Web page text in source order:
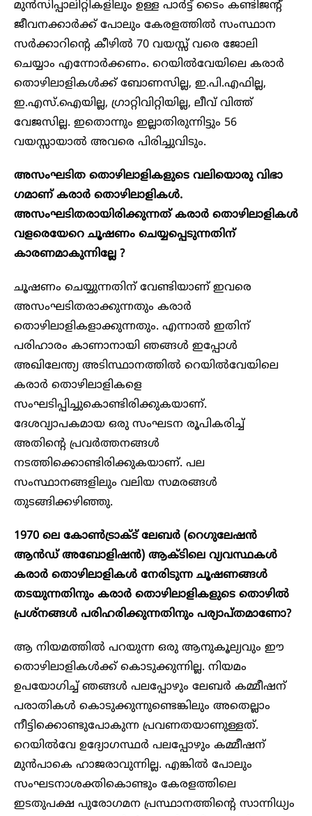
മുൻസിപ്പാലിറ്റികളിലും ഉള്ള പാർട്ട് ടൈം കണ്ടിജൻ്റ്
ജീവനക്കാർക്ക് പോലും കേരളത്തിൽ സംസ്ഥാന
സർക്കാറിന്റെ കീഴിൽ 70 വയസ്സ് വരെ ജോലി
ചെയ്യാം എന്നോർക്കണം. റെയിൽവേയിലെ കരാർ
തൊഴിലാളികൾക്ക് ബോണസില്ല, ഇ.പി.എഫില്ല,
ഇ.എസ്.ഐയില്ല, ഗ്രാറ്റിവിറ്റിയില്ല, ലീവ് വിത്ത്
വേജസില്ല. ഇതൊന്നും ഇല്ലാതിരുന്നിട്ടും 56
വയസ്സായാൽ അവരെ പിരിച്ചുവിടും.
അസംഘടിത തൊഴിലാളികളുടെ വലിയൊരു വിഭാ​
ഗമാണ് കരാ‍ർ തൊഴിലാളികൾ.
അസംഘടിതരായിരിക്കുന്നത് കരാർ തൊഴിലാളികൾ
വളരെയേറെ ചൂഷണം ചെയ്യപ്പെടുന്നതിന്
കാരണമാകുന്നില്ലേ ?
ചൂഷണം ചെയ്യുന്നതിന് വേണ്ടിയാണ് ഇവരെ
അസംഘടിതരാക്കുന്നതും കരാർ
തൊഴിലാളികളാക്കുന്നതും. എന്നാൽ ഇതിന്
പരിഹാരം കാണാനായി ഞങ്ങൾ ഇപ്പോൾ
അഖിലേന്ത്യ അടിസ്ഥാനത്തിൽ റെയിൽവേയിലെ
കരാർ തൊഴിലാളികളെ
സംഘടിപ്പിച്ചുകൊണ്ടിരിക്കുകയാണ്.
ദേശവ്യാപകമായ ഒരു സംഘടന രൂപികരിച്ച്
അതിന്റെ പ്രവർത്തനങ്ങൾ
നടത്തിക്കൊണ്ടിരിക്കുകയാണ്. പല
സംസ്ഥാനങ്ങളിലും വലിയ സമരങ്ങൾ
തുടങ്ങിക്കഴിഞ്ഞു.
1970 ലെ കോൺട്രാക്ട് ലേബർ (റെഗുലേഷൻ
ആൻഡ് അബോളിഷൻ) ആക്ടിലെ വ്യവസ്ഥകൾ
കരാർ തൊഴിലാളികൾ നേരിടുന്ന ചൂഷണങ്ങൾ
തടയുന്നതിനും കരാർ തൊഴിലാളികളുടെ തൊഴിൽ
പ്രശ്നങ്ങൾ പരിഹരിക്കുന്നതിനും പര്യാപ്തമാണോ?
ആ നിയമത്തിൽ പറയുന്ന ഒരു ആനുകൂല്യവും ഈ
തൊഴിലാളികൾക്ക് കൊടുക്കുന്നില്ല. നിയമം
ഉപയോഗിച്ച് ഞങ്ങൾ പലപ്പോഴും ലേബർ കമ്മീഷന്
പരാതികൾ കൊടുക്കുന്നുണ്ടെങ്കിലും അതെല്ലാം
നീട്ടിക്കൊണ്ടുപോകുന്ന പ്രവണതയാണുള്ളത്.
റെയിൽവേ ഉദ്യോഗസ്ഥർ പലപ്പോഴും കമ്മീഷന്
മുൻപാകെ ഹാജരാവുന്നില്ല. എങ്കിൽ പോലും
സംഘടനാശക്തികൊണ്ടും കേരളത്തിലെ
ഇടതുപക്ഷ പുരോഗമന പ്രസ്ഥാനത്തിന്റെ സാന്നിധ്യം